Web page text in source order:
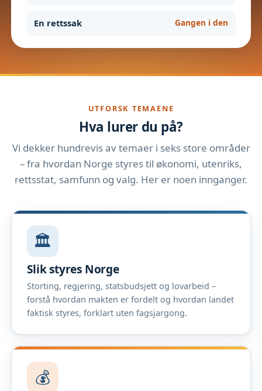
En rettssak Gangen i den
UTFORSK TEMAENE
Hva lurer du på?
Vi dekker hundrevis av temaer i seks store områder
– fra hvordan Norge styres til økonomi, utenriks,
rettsstat, samfunn og valg. Her er noen innganger.
🏛️
Slik styres Norge
Storting, regjering, statsbudsjett og lovarbeid –
forstå hvordan makten er fordelt og hvordan landet
faktisk styres, forklart uten fagsjargong.
💰